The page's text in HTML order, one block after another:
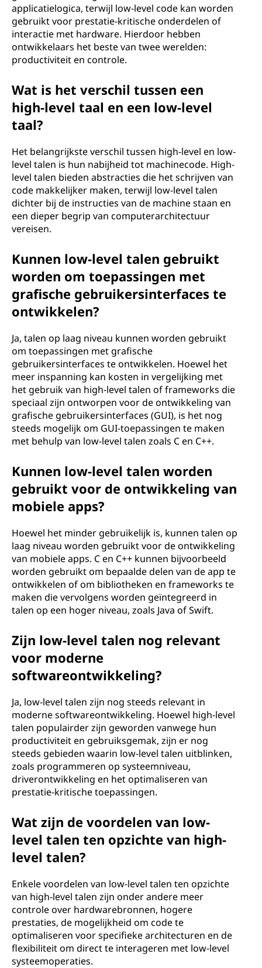
applicatielogica, terwijl low-level code kan worden
gebruikt voor prestatie-kritische onderdelen of
interactie met hardware. Hierdoor hebben
ontwikkelaars het beste van twee werelden:
productiviteit en controle.
Wat is het verschil tussen een
high-level taal en een low-level
taal?
Het belangrijkste verschil tussen high-level en low-
level talen is hun nabijheid tot machinecode. High-
level talen bieden abstracties die het schrijven van
code makkelijker maken, terwijl low-level talen
dichter bij de instructies van de machine staan en
een dieper begrip van computerarchitectuur
vereisen.
Kunnen low-level talen gebruikt
worden om toepassingen met
grafische gebruikersinterfaces te
ontwikkelen?
Ja, talen op laag niveau kunnen worden gebruikt
om toepassingen met grafische
gebruikersinterfaces te ontwikkelen. Hoewel het
meer inspanning kan kosten in vergelijking met
het gebruik van high-level talen of frameworks die
speciaal zijn ontworpen voor de ontwikkeling van
grafische gebruikersinterfaces (GUI), is het nog
steeds mogelijk om GUI-toepassingen te maken
met behulp van low-level talen zoals C en C++.
Kunnen low-level talen worden
gebruikt voor de ontwikkeling van
mobiele apps?
Hoewel het minder gebruikelijk is, kunnen talen op
laag niveau worden gebruikt voor de ontwikkeling
van mobiele apps. C en C++ kunnen bijvoorbeeld
worden gebruikt om bepaalde delen van de app te
ontwikkelen of om bibliotheken en frameworks te
maken die vervolgens worden geïntegreerd in
talen op een hoger niveau, zoals Java of Swift.
Zijn low-level talen nog relevant
voor moderne
softwareontwikkeling?
Ja, low-level talen zijn nog steeds relevant in
moderne softwareontwikkeling. Hoewel high-level
talen populairder zijn geworden vanwege hun
productiviteit en gebruiksgemak, zijn er nog
steeds gebieden waarin low-level talen uitblinken,
zoals programmeren op systeemniveau,
driverontwikkeling en het optimaliseren van
prestatie-kritische toepassingen.
Wat zijn de voordelen van low-
level talen ten opzichte van high-
level talen?
Enkele voordelen van low-level talen ten opzichte
van high-level talen zijn onder andere meer
controle over hardwarebronnen, hogere
prestaties, de mogelijkheid om code te
optimaliseren voor specifieke architecturen en de
flexibiliteit om direct te interageren met low-level
systeemoperaties.